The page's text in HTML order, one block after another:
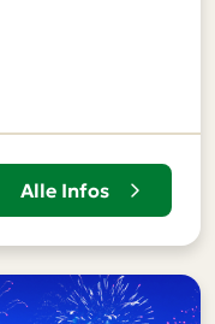
Alle Infos